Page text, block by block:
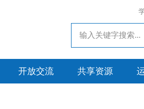
开放交流 共享资源